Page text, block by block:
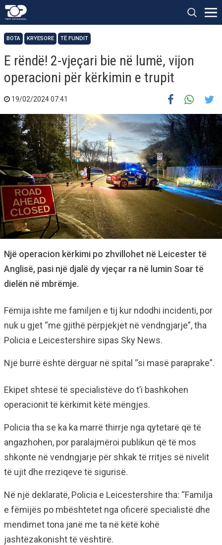
BOTA KRYESORE TË FUNDIT
E rëndë! 2-vjeçari bie në lumë, vijon
operacioni për kërkimin e trupit
19/02/2024 07:41
Një operacion kërkimi po zhvillohet në Leicester të
Anglisë, pasi një djalë dy vjeçar ra në lumin Soar të
dielën në mbrëmje.
Fëmija ishte me familjen e tij kur ndodhi incidenti, por
nuk u gjet “me gjithë përpjekjet në vendngjarje”, tha
Policia e Leicestershire sipas Sky News.
Një burrë është dërguar në spital “si masë paraprake”.
Ekipet shtesë të specialistëve do t’i bashkohen
operacionit të kërkimit këtë mëngjes.
Policia tha se ka ka marrë thirrje nga qytetarë që të
angazhohen, por paralajmëroi publikun që të mos
shkonte në vendngjarje për shkak të rritjes së nivelit
të ujit dhe rreziqeve të sigurisë.
Në një deklaratë, Policia e Leicestershire tha: “Familja
e fëmijës po mbështetet nga oficerë specialistë dhe
mendimet tona janë me ta në këtë kohë
jashtëzakonisht të vështirë.